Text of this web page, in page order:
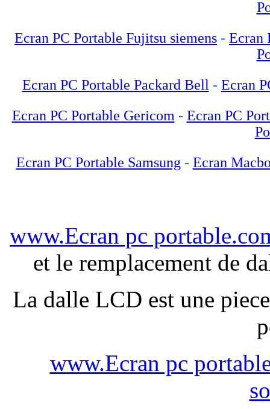
Ecran PC Portable Fujitsu siemens - Ecran
Ecran PC Portable Packard Bell - Ecran
Ecran PC Portable Gericom - Ecran PC
Ecran PC Portable Samsung - Ecran
www.Ecran pc
et le remplacement de
La dalle LCD est une
www.Ecran pc